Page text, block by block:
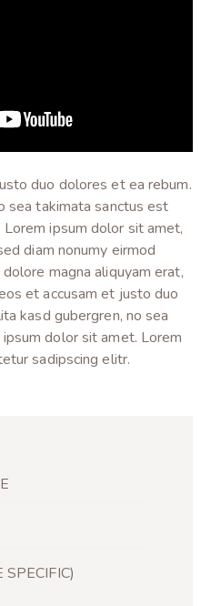
duo dolores et ea rebum.
sea takimata sanctus est
ipsum dolor sit amet,
diam nonumy eirmod
magna aliquyam erat,
et accusam et justo duo
kasd gubergren, no sea
dolor sit amet. Lorem
sadipscing elitr.